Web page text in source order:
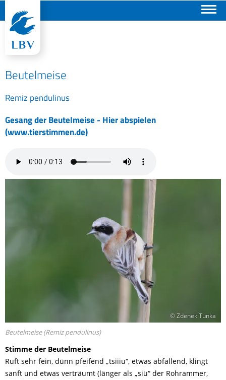
Beutelmeise
Remiz pendulinus
Gesang der Beutelmeise - Hier abspielen
(www.tierstimmen.de)
© Zdenek Tunka
Beutelmeise (Remiz pendulinus)
Stimme der Beutelmeise
Ruft sehr fein, dünn pfeifend „tsiiiu“, etwas abfallend, klingt
sanft und etwas verträumt (länger als „siü“ der Rohrammer,